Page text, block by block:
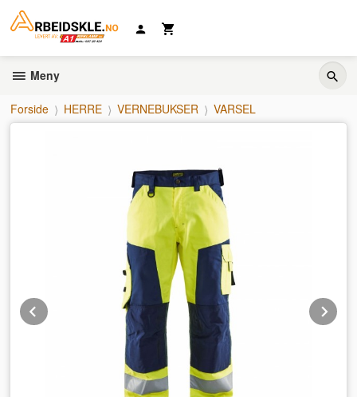
innholdet
Meny
Forside HERRE VERNEBUKSER VARSEL
Prev